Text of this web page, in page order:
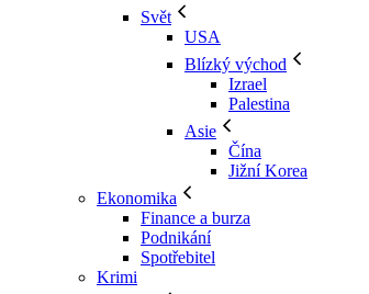
Svět
USA
Blízký východ
Izrael
Palestina
Asie
Čína
Jižní Korea
Ekonomika
Finance a burza
Podnikání
Spotřebitel
Krimi